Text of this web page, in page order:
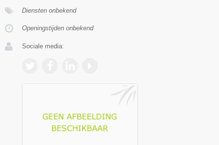
Diensten onbekend
Openingstijden onbekend
Sociale media: